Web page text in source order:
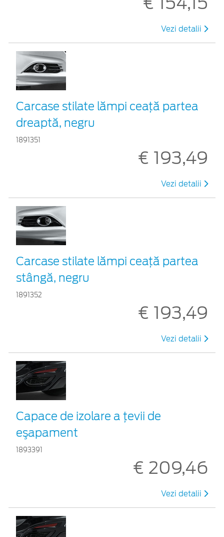
Vezi detalii
Carcase stilate lămpi ceaţă partea
dreaptă, negru
1891351
€ 193,49
Vezi detalii
Carcase stilate lămpi ceaţă partea
stângă, negru
1891352
€ 193,49
Vezi detalii
Capace de izolare a ţevii de
eşapament
1893391
€ 209,46
Vezi detalii